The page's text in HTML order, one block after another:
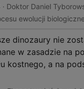
Doktor Daniel
ewolucji
dinozaury nie
w zasadzie na
kostnego, a na